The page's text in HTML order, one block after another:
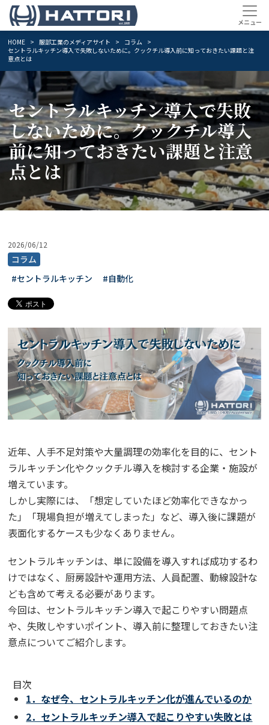
HOME 服部工業のメディアサイト
コラム
セントラルキッチン導入で失敗しないために。クックチル導入前に知っておきたい課題と注
意点とは
セントラルキッチン導入で失敗
しないために。クックチル導入
前に知っておきたい課題と注意
点とは
2026/06/12
コラム
#セントラルキッチン
#自動化
近年、人手不足対策や大量調理の効率化を目的に、セント
ラルキッチン化やクックチル導入を検討する企業・施設が
増えています。
しかし実際には、「想定していたほど効率化できなかっ
た」「現場負担が増えてしまった」など、導入後に課題が
表面化するケースも少なくありません。
セントラルキッチンは、単に設備を導入すれば成功するわ
けではなく、厨房設計や運用方法、人員配置、動線設計な
ども含めて考える必要があります。
今回は、セントラルキッチン導入で起こりやすい問題点
や、失敗しやすいポイント、導入前に整理しておきたい注
意点についてご紹介します。
目次
1．なぜ今、セントラルキッチン化が進んでいるのか
2．セントラルキッチン導入で起こりやすい失敗とは